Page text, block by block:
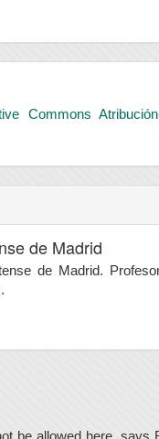
Commons
de Madrid
de Madrid.